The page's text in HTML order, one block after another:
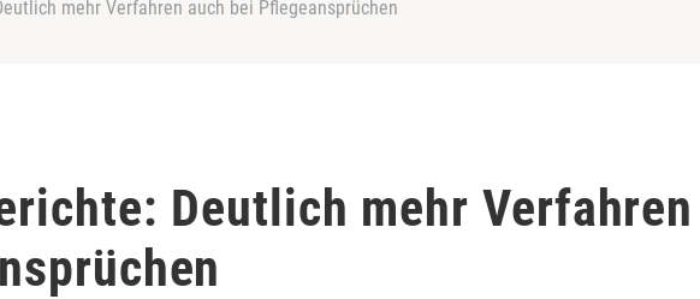
mehr Verfahren auch bei Pflegeansprüchen
Deutlich mehr